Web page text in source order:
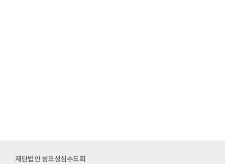
재단법인 성모성심수도회